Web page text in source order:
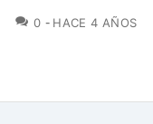
0 COMENTARIOS
HACE 4 AÑOS